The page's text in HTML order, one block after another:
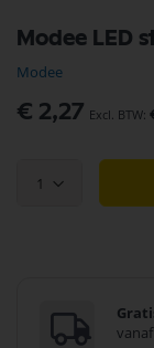
Modee LED
Modee
€ 2,27
1
naar
het
begin
van
de